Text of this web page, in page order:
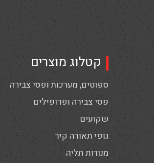
קטלוג מוצרים
ספוטים, מערכות ופסי צבירה
פסי צבירה ופרופילים
שקועים
גופי תאורה קיר
מנורות תליה